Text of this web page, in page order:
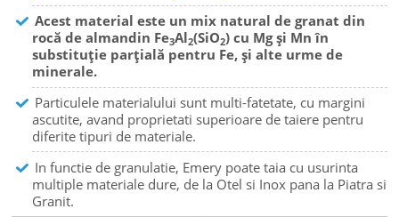
Acest material este un mix natural de granat din
rocă de almandin Fe3Al2(SiO2) cu Mg și Mn în
substituție parțială pentru Fe, și alte urme de
minerale.
Particulele materialului sunt multi-fatetate, cu margini
ascutite, avand proprietati superioare de taiere pentru
diferite tipuri de materiale.
In functie de granulatie, Emery poate taia cu usurinta
multiple materiale dure, de la Otel si Inox pana la Piatra si
Granit.